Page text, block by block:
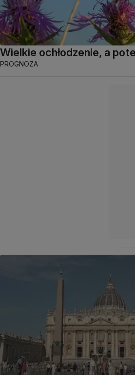
Wielkie ochłodzenie, a
PROGNOZA